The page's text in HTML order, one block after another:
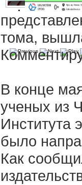
тома,
В конце
ученых из
Института
было
Как